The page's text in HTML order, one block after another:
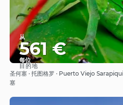
从
561 €
每位
看到
目的地
圣何塞 · 托图格罗 · Puerto Viejo Sarapiqui
塞